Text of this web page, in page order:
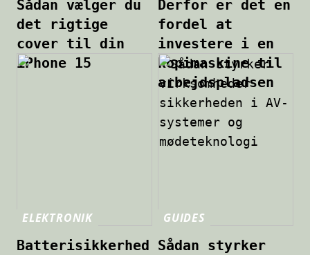
Sådan vælger du
det rigtige
cover til din
iPhone 15
Derfor er det en
fordel at
investere i en
kopimaskine til
arbejdspladsen
ELEKTRONIK
Batterisikkerhed
GUIDES
Sådan styrker